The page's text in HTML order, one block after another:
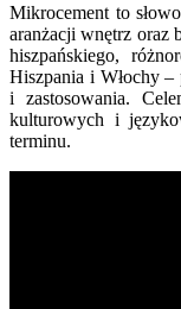
Mikrocement to
aranżacji wnętrz oraz
hiszpańskiego,
Hiszpania i Włochy –
i zastosowania.
kulturowych i
terminu.